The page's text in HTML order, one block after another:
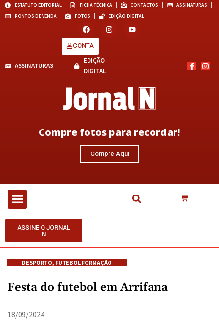
ESTATUTO EDITORIAL FICHA TÉCNICA CONTACTOS
ASSINATURAS
PONTOS DE VENDA
FOTOS EDIÇÃO DIGITAL
CONTA
ASSINATURAS
EDIÇÃO
DIGITAL
Compre fotos para recordar!
Compre Aqui
ASSINE O JORNAL
N
DESPORTO, FUTEBOL FORMAÇÃO
Festa do futebol em Arrifana
18/09/2024